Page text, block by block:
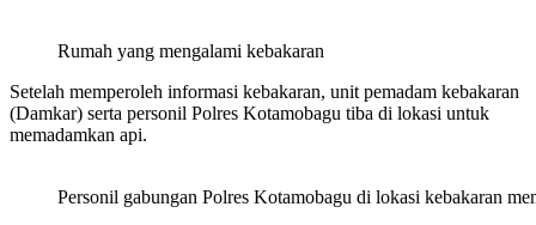
Rumah yang mengalami kebakaran
Setelah memperoleh informasi kebakaran, unit pemadam kebakaran
(Damkar) serta personil Polres Kotamobagu tiba di lokasi untuk
memadamkan api.
Personil gabungan Polres Kotamobagu di lokasi kebakaran